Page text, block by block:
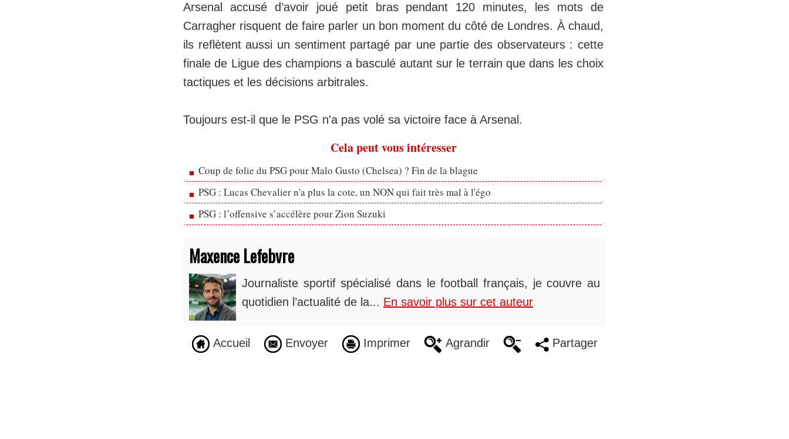
Arsenal accusé d’avoir joué petit bras pendant 120 minutes, les mots de
Carragher risquent de faire parler un bon moment du côté de Londres. À chaud,
ils reflètent aussi un sentiment partagé par une partie des observateurs : cette
finale de Ligue des champions a basculé autant sur le terrain que dans les choix
tactiques et les décisions arbitrales.
Toujours est-il que le PSG n'a pas volé sa victoire face à Arsenal.
Cela peut vous intéresser
Coup de folie du PSG pour Malo Gusto (Chelsea) ? Fin de la blague
PSG : Lucas Chevalier n'a plus la cote, un NON qui fait très mal à l'égo
PSG : l’offensive s’accélère pour Zion Suzuki
Maxence Lefebvre
Journaliste sportif spécialisé dans le football français, je couvre au
quotidien l’actualité de la... En savoir plus sur cet auteur
Accueil Envoyer Imprimer Agrandir Partager